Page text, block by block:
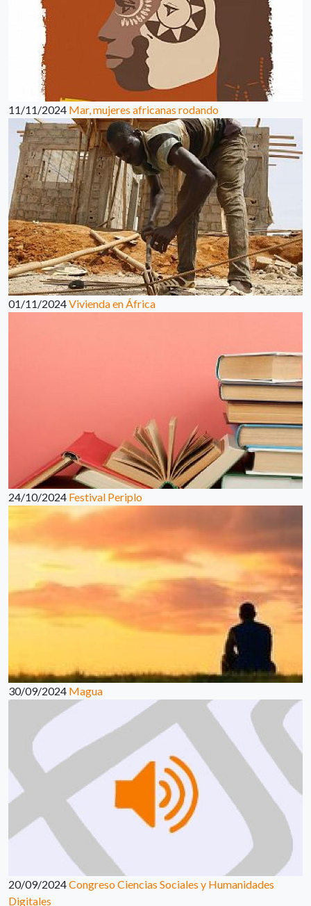
11/11/2024 Mar, mujeres africanas rodando
01/11/2024Vivienda en África
24/10/2024 Festival Periplo
30/09/2024 Magua
20/09/2024Congreso Ciencias Sociales y Humanidades
Digitales